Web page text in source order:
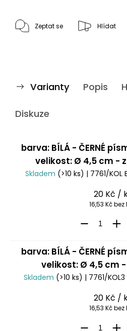
Zeptat se Hlídat
Varianty Popis
Diskuze
barva: BÍLÁ - ČERNÉ
velikost: Ø 4,5 cm -
Skladem (>10 ks) | 7761/KOL
20 Kč /
16,53 Kč bez
barva: BÍLÁ - ČERNÉ
velikost: Ø 4,5 cm
Skladem (>10 ks) | 7761/KOL3
20 Kč /
16,53 Kč bez